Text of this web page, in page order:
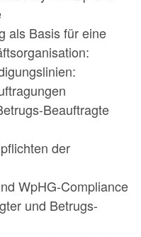
als Basis für eine
Beauftragte
der
WpHG-Compliance
und Betrugs-